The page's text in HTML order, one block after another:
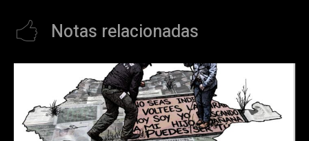
Notas relacionadas